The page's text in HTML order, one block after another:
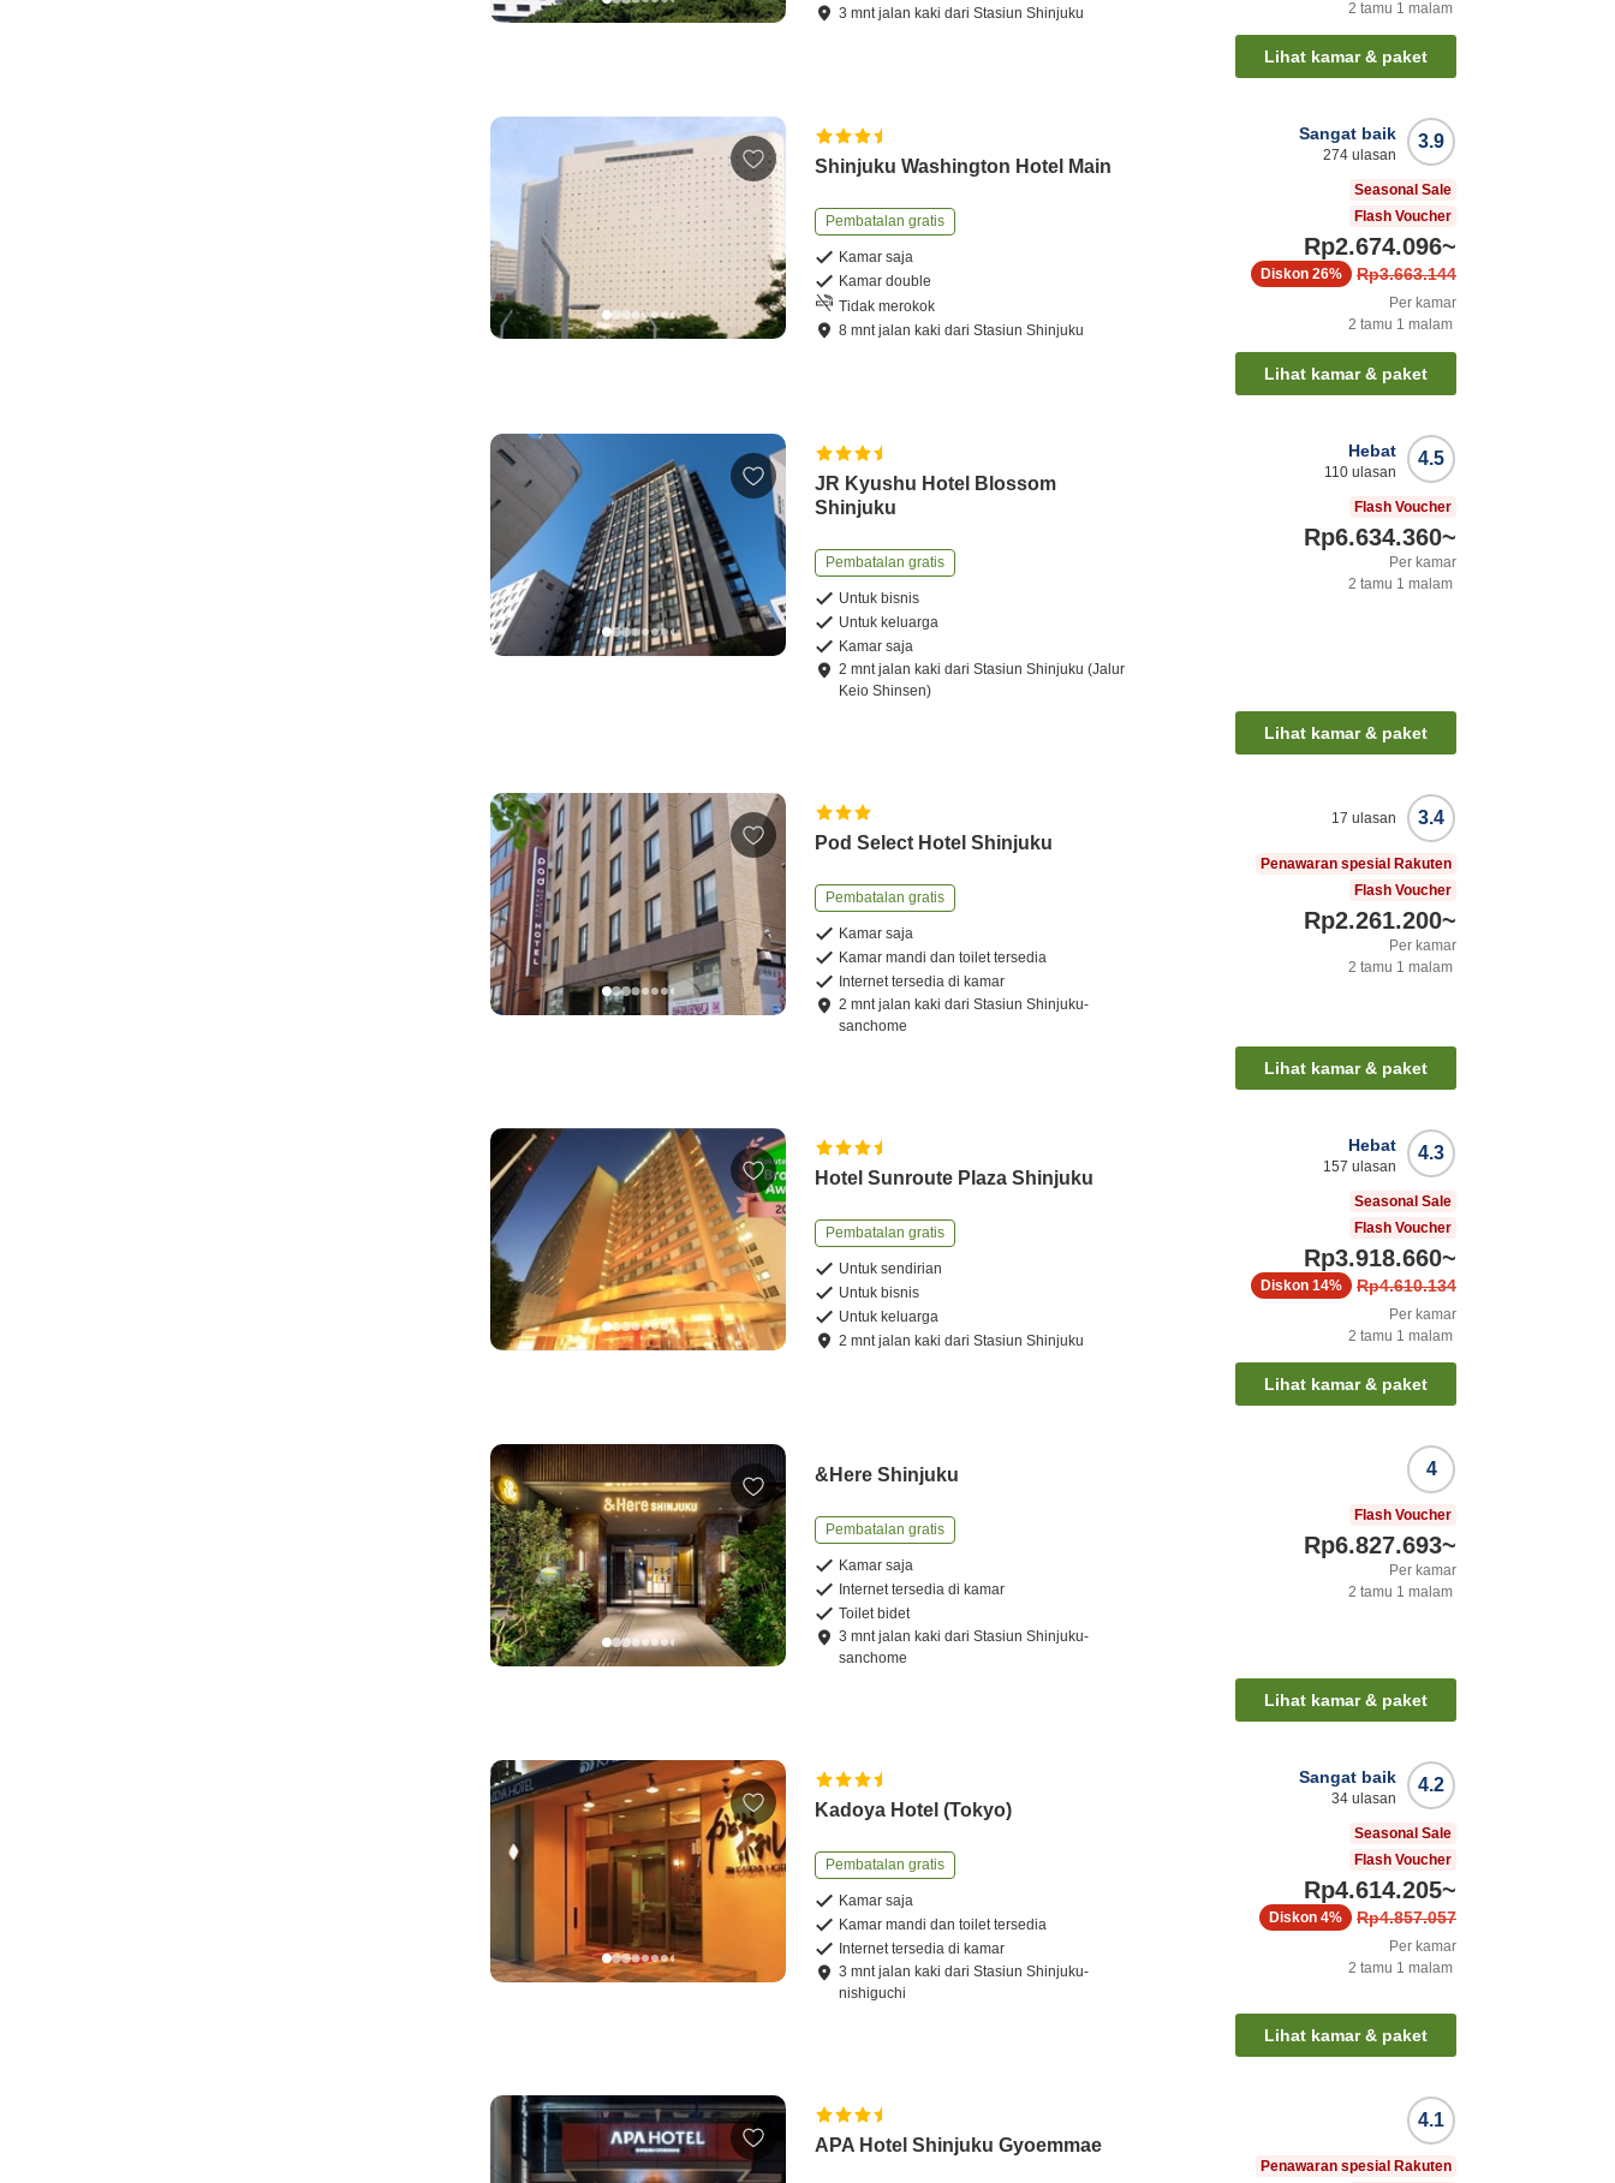
3 mntjalan kaki dariStasiun Shinjuku
2 tamu 1 malam
Lihat kamar & paket
Shinjuku Washington Hotel Main
Pembatalan gratis
Kamar saja
Kamar double
Tidak merokok
8 mntjalan kaki dariStasiun Shinjuku
3.9
Sangat baik
274 ulasan
Seasonal Sale
Flash Voucher
Rp2.674.096~
Rp3.663.144
Diskon 26%
Per kamar
2 tamu 1 malam
Lihat kamar & paket
JR Kyushu Hotel Blossom
Shinjuku
Pembatalan gratis
Untuk bisnis
Untuk keluarga
Kamar saja
2 mntjalan kaki dariStasiun Shinjuku (Jalur
Keio Shinsen)
4.5
Hebat
110 ulasan
Flash Voucher
Rp6.634.360~
Per kamar
2 tamu 1 malam
Lihat kamar & paket
Pod Select Hotel Shinjuku
Pembatalan gratis
Kamar saja
Kamar mandi dan toilet tersedia
Internet tersedia di kamar
2 mntjalan kaki dariStasiun Shinjuku-
sanchome
3.4
17 ulasan
Penawaran spesial Rakuten
Flash Voucher
Rp2.261.200~
Per kamar
2 tamu 1 malam
Lihat kamar & paket
Hotel Sunroute Plaza Shinjuku
Pembatalan gratis
Untuk sendirian
Untuk bisnis
Untuk keluarga
2 mntjalan kaki dariStasiun Shinjuku
4.3
Hebat
157 ulasan
Seasonal Sale
Flash Voucher
Rp3.918.660~
Rp4.610.134
Diskon 14%
Per kamar
2 tamu 1 malam
Lihat kamar & paket
&Here Shinjuku
Pembatalan gratis
Kamar saja
Internet tersedia di kamar
Toilet bidet
3 mntjalan kaki dariStasiun Shinjuku-
sanchome
4
Flash Voucher
Rp6.827.693~
Per kamar
2 tamu 1 malam
Lihat kamar & paket
Kadoya Hotel (Tokyo)
Pembatalan gratis
Kamar saja
Kamar mandi dan toilet tersedia
Internet tersedia di kamar
3 mntjalan kaki dariStasiun Shinjuku-
nishiguchi
4.2
Sangat baik
34 ulasan
Seasonal Sale
Flash Voucher
Rp4.614.205~
Rp4.857.057
Diskon 4%
Per kamar
2 tamu 1 malam
Lihat kamar & paket
APA Hotel Shinjuku Gyoemmae
4.1
Penawaran spesial Rakuten